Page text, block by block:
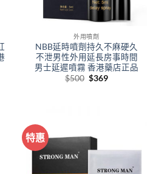
外用噴劑
NBB延時噴劑持久不麻硬久
不泄男性外用延長房事時間
男士延遲噴霧 香港藥店正品
$500 Original
$369Current
特惠